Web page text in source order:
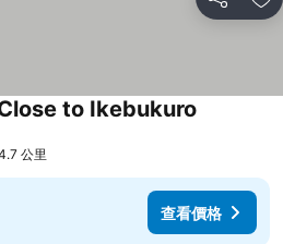
分享 加
to Ikebukuro
公里
查看價格